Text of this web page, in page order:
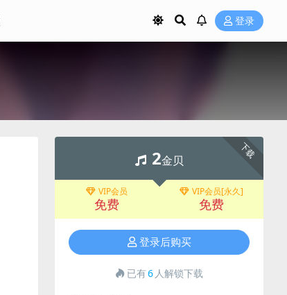
登录
下载
2金贝
VIP会员
免费
VIP会员[永久]
免费
登录后购买
已有6 人解锁下载